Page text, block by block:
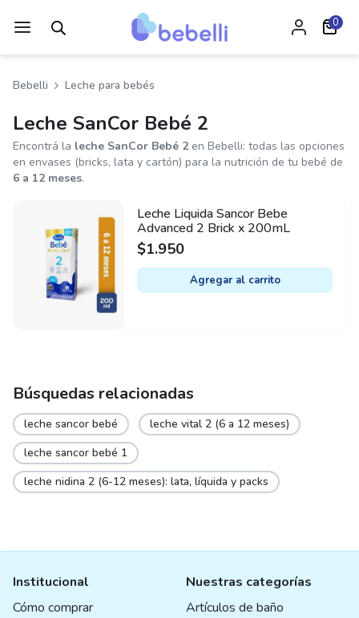
0
Bebelli Leche para bebés
Leche SanCor Bebé 2
Encontrá la leche SanCor Bebé 2en Bebelli: todas las opciones
en envases (bricks, lata y cartón) para la nutrición de tu bebé de
6 a 12 meses.
Leche Liquida Sancor Bebe
Advanced 2 Brick x 200mL
$1.950
Agregar al carrito
Búsquedas relacionadas
leche sancor bebé
leche vital 2 (6 a 12 meses)
leche sancor bebé 1
leche nidina 2 (6-12 meses): lata, líquida y packs
Institucional
Cómo comprar
Nuestras categorías
Artículos de baño